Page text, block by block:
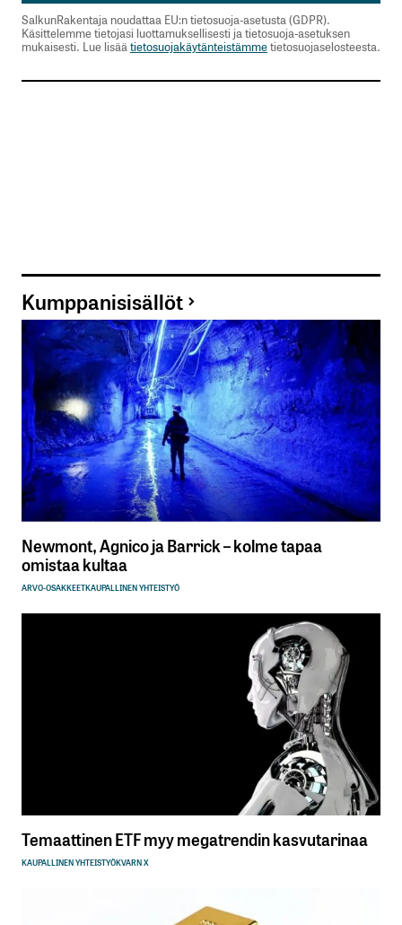
SalkunRakentaja noudattaa EU:n tietosuoja-asetusta (GDPR).
Käsittelemme tietojasi luottamuksellisesti ja tietosuoja-asetuksen
mukaisesti. Lue lisää tietosuojakäytänteistämmetietosuojaselosteesta.
Kumppanisisällöt
Newmont, Agnico ja Barrick – kolme tapaa
omistaa kultaa
ARVO-OSAKKEETKAUPALLINEN YHTEISTYÖ
Temaattinen ETF myy megatrendin kasvutarinaa
KAUPALLINEN YHTEISTYÖKVARN X